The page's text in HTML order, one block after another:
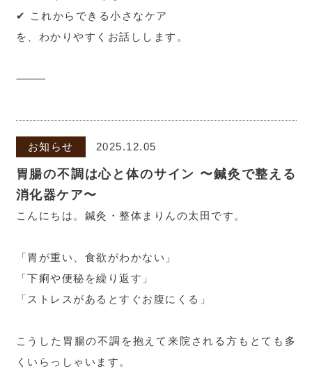
✔ これからできる小さなケア
を、わかりやすくお話しします。
⸻
お知らせ 2025.12.05
胃腸の不調は心と体のサイン 〜鍼灸で整える
消化器ケア〜
こんにちは。鍼灸・整体まりんの太田です。
「胃が重い、食欲がわかない」
「下痢や便秘を繰り返す」
「ストレスがあるとすぐお腹にくる」
こうした胃腸の不調を抱えて来院される方もとても多
くいらっしゃいます。